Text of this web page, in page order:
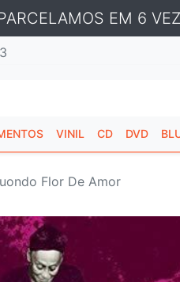
EM 6
VINIL CD DVD
Flor De Amor